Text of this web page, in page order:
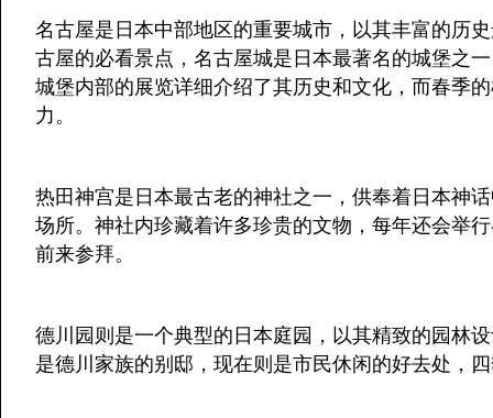
名古屋是日本中部地区的重要城市，以其丰富的历
古屋的必看景点，名古屋城是日本最著名的城堡之
城堡内部的展览详细介绍了其历史和文化，而春季
力。
热田神宫是日本最古老的神社之一，供奉着日本神
场所。神社内珍藏着许多珍贵的文物，每年还会举
前来参拜。
德川园则是一个典型的日本庭园，以其精致的园林
是德川家族的别邸，现在则是市民休闲的好去处，